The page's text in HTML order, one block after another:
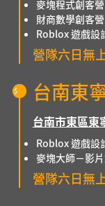
麥塊程式創客
財商數學創客營
Roblox 遊戲設
營隊六日無
台南東
台南市東區東
Roblox 遊戲設
麥塊大師－影
營隊六日無